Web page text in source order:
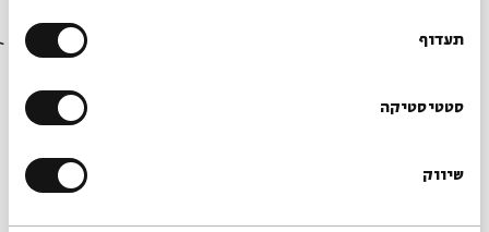
תעדוף
סטטיסטיקה
שיווק